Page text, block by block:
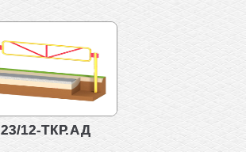
23/12-ТКР.АД